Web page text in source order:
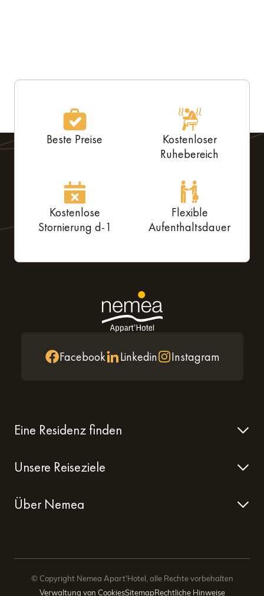
Beste Preise
Kostenloser
Ruhebereich
Kostenlose
Stornierung d-1
Flexible
Aufenthaltsdauer
Facebook Linkedin Instagram
Eine Residenz finden
Unsere Reiseziele
Über Nemea
© Copyright Nemea Apart'Hotel, alle Rechte vorbehalten
Verwaltung von CookiesSitemapRechtliche Hinweise